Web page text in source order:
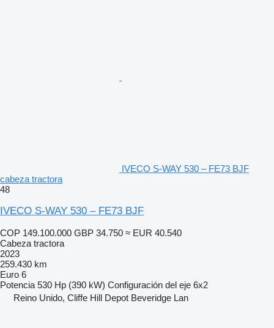
IVECO S-WAY 530 – FE73 BJF
cabeza tractora
48
IVECO S-WAY 530 – FE73 BJF
COP 149.100.000 GBP 34.750 ≈ EUR 40.540
Cabeza tractora
2023
259.430 km
Euro 6
Potencia 530 Hp (390 kW) Configuración del eje 6x2
Reino Unido, Cliffe Hill Depot Beveridge Lan